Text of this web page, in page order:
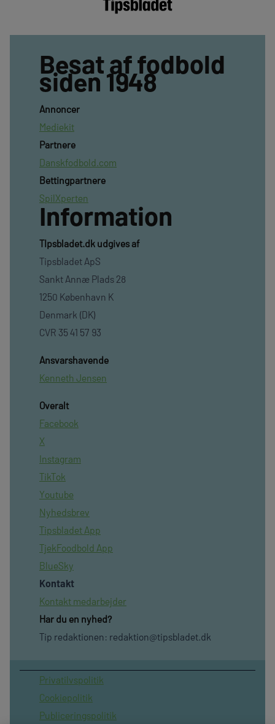
Besat af fodbold
siden 1948
Annoncer
Mediekit
Partnere
Danskfodbold.com
Bettingpartnere
SpilXperten
Information
TIpsbladet.dk udgives af
Tipsbladet ApS
Sankt Annæ Plads 28
1250 København K
Denmark (DK)
CVR 35 41 57 93
Ansvarshavende
Kenneth Jensen
Overalt
Facebook
X
Instagram
TikTok
Youtube
Nyhedsbrev
Tipsbladet App
TjekFoodbold App
BlueSky
Kontakt
Kontakt medarbejder
Har du en nyhed?
Tip redaktionen: redaktion@tipsbladet.dk
Privatilvspolitik
Cookiepolitik
Publiceringspolitik